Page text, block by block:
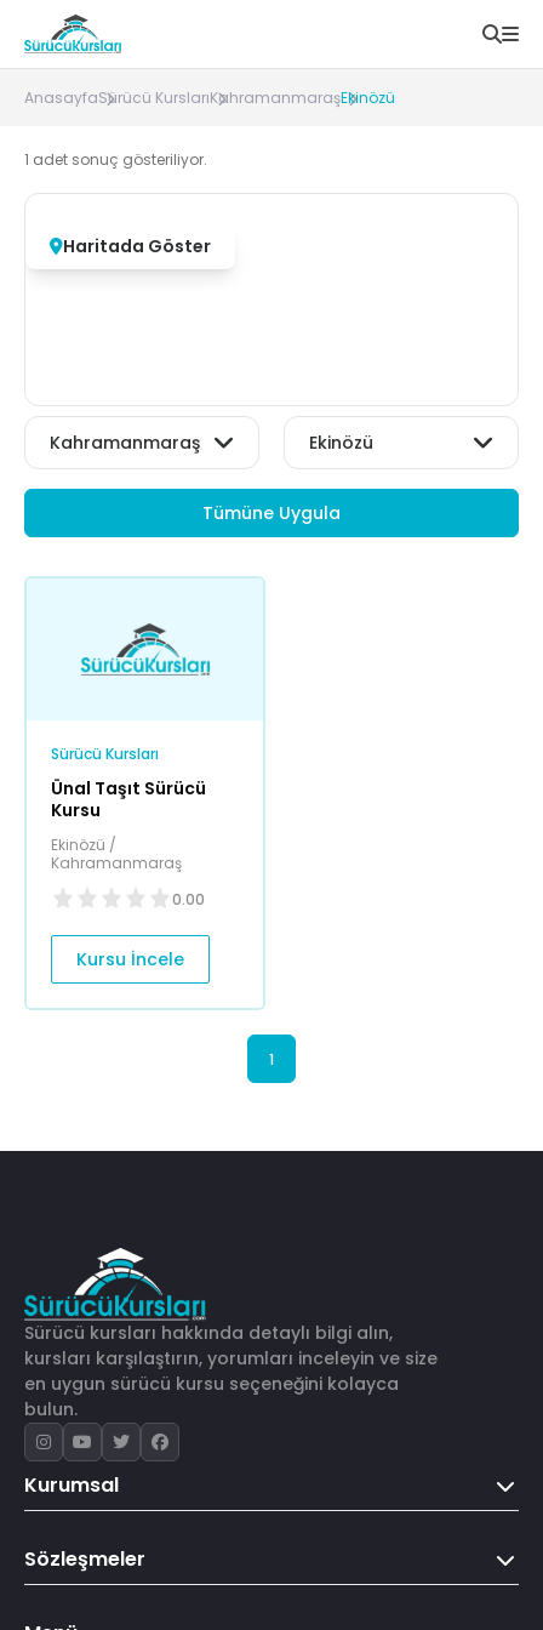
AnasayfaSürücü KurslarıKahramanmaraşEkinözü
1 adet sonuç gösteriliyor.
Haritada Göster
Tümüne Uygula
Sürücü Kursları
Ünal Taşıt Sürücü
Kursu
Ekinözü /
Kahramanmaraş
0.00
Kursu İncele
1
Sürücü kursları hakkında detaylı bilgi alın,
kursları karşılaştırın, yorumları inceleyin ve size
en uygun sürücü kursu seçeneğini kolayca
bulun.
Kurumsal
Sözleşmeler